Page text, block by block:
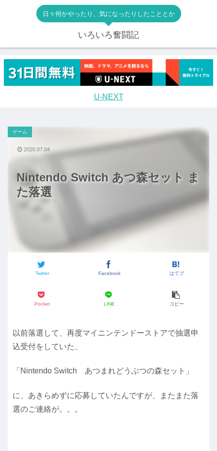
日々何かやったり、気になったりしたこととか
いろいろ奮闘記
U-NEXT
Nintendo Switch あつ森セット ま
た落選
ゲーム
Twitter Facebook はてブ
Pocket LINE コピー
2020.07.04
以前落選して、再度マイニンテンドーストアで抽選申
込受付をしていた、
「Nintendo Switch あつまれどうぶつの森セット」
に、あきらめずに応募していたんですが、またまた落
選のご連絡が。。。